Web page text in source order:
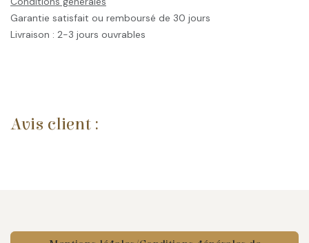
Garantie satisfait ou remboursé de 30 jours
Livraison : 2-3 jours ouvrables
Avis client :